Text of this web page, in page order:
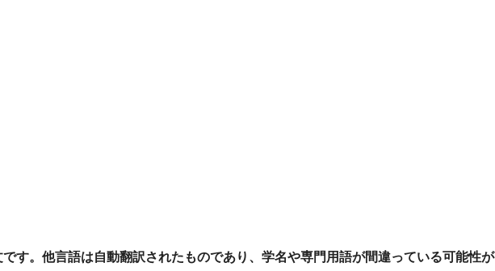
す。他言語は自動翻訳されたものであり、学名や専門用語が間違っている可能性が